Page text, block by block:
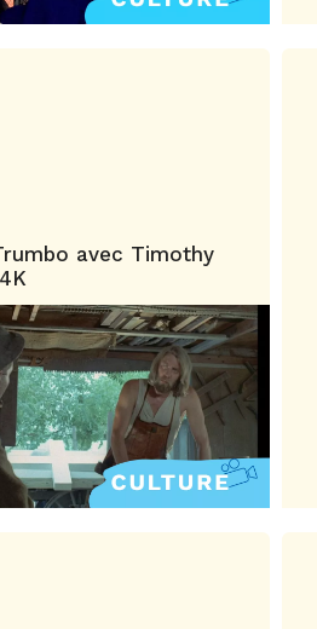
avec Timothy